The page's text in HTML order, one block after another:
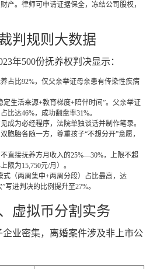
产。律师可申请证据保全，冻结公司股权，
判规则大数据
年500份抚养权判决显示：
占比92%，仅父亲举证母亲患有传染性疾病
定生活来源+教育梯度+陪伴时间”。父亲举证
比达46%，成功翻盘率31%。
成为必经程序，法院单独谈话并制作笔录。
胞胎各随一方，尊重孩子“不想分开”意愿，
直接抚养方月收入的25%—30%，上限不超
限为15,750元/月）。
式（两周集中+两周分段）占比最高，达
写进判决的比例提升至27%。
虚拟币分割实务
业密集，离婚案件涉及非上市公